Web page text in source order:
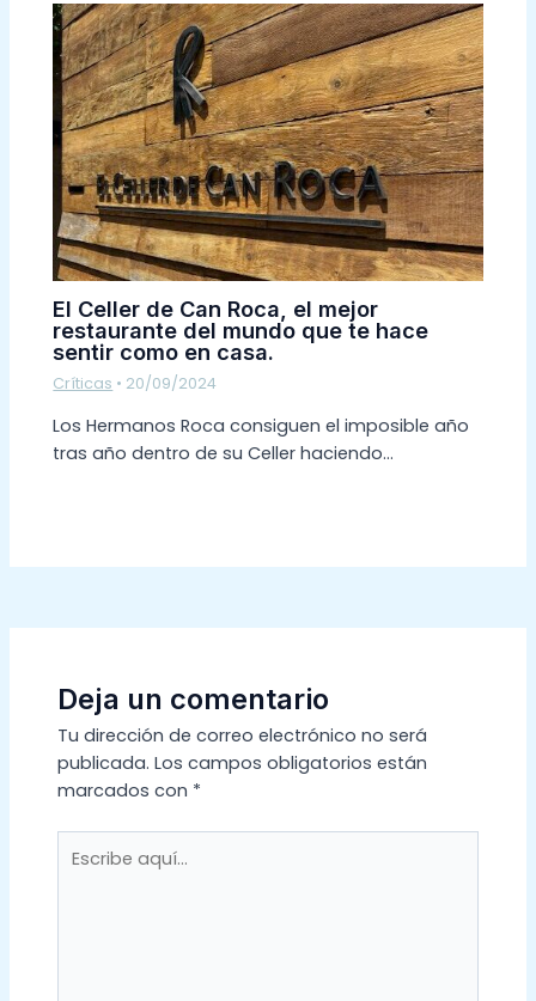
El Celler de Can Roca, el mejor
restaurante del mundo que te hace
sentir como en casa.
Críticas • 20/09/2024
Los Hermanos Roca consiguen el imposible año
tras año dentro de su Celler haciendo…
Deja un comentario
Tu dirección de correo electrónico no será
publicada. Los campos obligatorios están
marcados con *
aquí...